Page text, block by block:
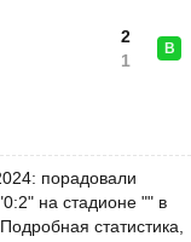
2
1
В
порадовали
на стадионе "" в
статистика,